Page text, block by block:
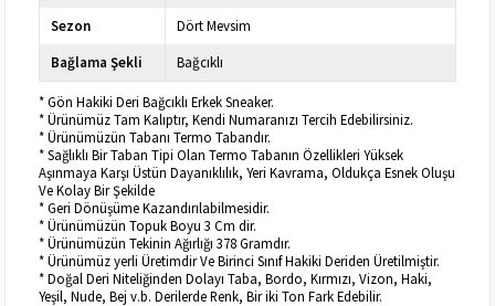
Sezon
Dört Mevsim
Bağlama Şekli
Bağcıklı
* Gön Hakiki Deri Bağcıklı Erkek Sneaker.
* Ürünümüz Tam Kalıptır, Kendi Numaranızı Tercih Edebilirsiniz.
* Ürünümüzün Tabanı Termo Tabandır.
* Sağlıklı Bir Taban Tipi Olan Termo Tabanın Özellikleri Yüksek
Aşınmaya Karşı Üstün Dayanıklılık, Yeri Kavrama, Oldukça Esnek Oluşu
Ve Kolay Bir Şekilde
* Geri Dönüşüme Kazandırılabilmesidir.
* Ürünümüzün Topuk Boyu 3 Cm dir.
* Ürünümüzün Tekinin Ağırlığı 378 Gramdır.
* Ürünümüz yerli Üretimdir Ve Birinci Sınıf Hakiki Deriden Üretilmiştir.
* Doğal Deri Niteliğinden Dolayı Taba, Bordo, Kırmızı, Vizon, Haki,
Yeşil, Nude, Bej v.b. Derilerde Renk, Bir iki Ton Fark Edebilir.